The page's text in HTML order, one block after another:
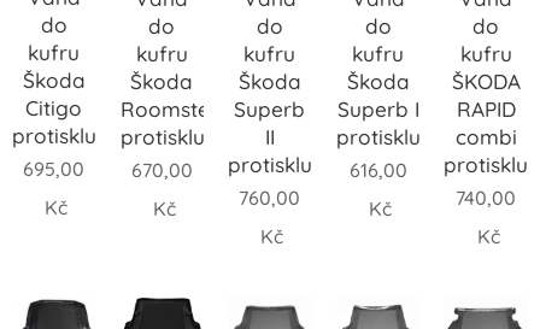
do
kufru
Škoda
Citigo
protiskluz
695,00
Kč
do
kufru
Škoda
Roomster
protiskluz
670,00
Kč
do
kufru
Škoda
Superb
II
protiskluz
760,00
Kč
do
kufru
Škoda
Superb I
protiskluz
616,00
Kč
do
kufru
ŠKODA
RAPID
combi
protiskluz
740,00
Kč